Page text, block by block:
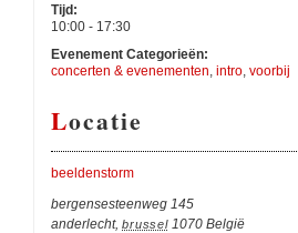
Tijd:
10:00 - 17:30
Evenement Categorieën:
concerten & evenementen ,intro ,voorbij
Locatie
beeldenstorm
bergensesteenweg 145
anderlecht, brussel 1070 België